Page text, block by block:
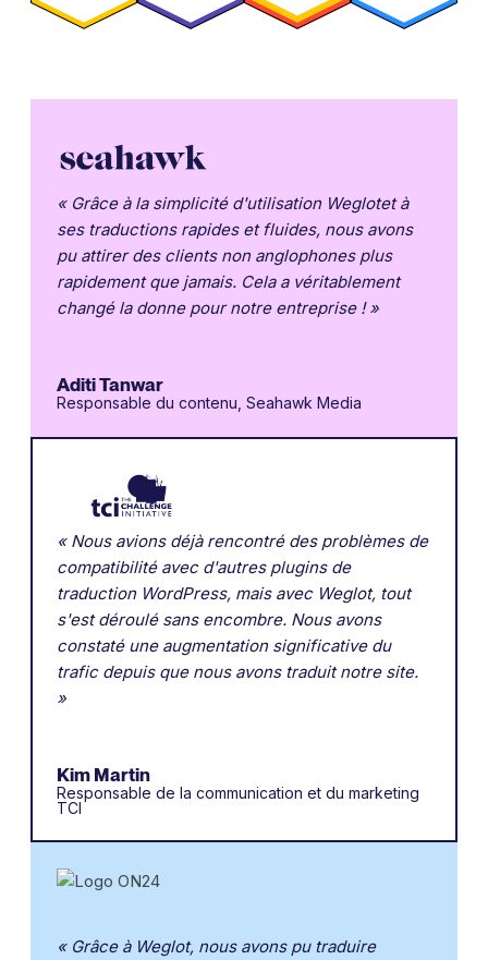
« Grâce à la simplicité d'utilisation Weglotet à
ses traductions rapides et fluides, nous avons
pu attirer des clients non anglophones plus
rapidement que jamais. Cela a véritablement
changé la donne pour notre entreprise ! »
Aditi Tanwar
Responsable du contenu, Seahawk Media
« Nous avions déjà rencontré des problèmes de
compatibilité avec d'autres plugins de
traduction WordPress, mais avec Weglot, tout
s'est déroulé sans encombre. Nous avons
constaté une augmentation significative du
trafic depuis que nous avons traduit notre site.
»
Kim Martin
Responsable de la communication et du marketing
TCI
« Grâce à Weglot, nous avons pu traduire